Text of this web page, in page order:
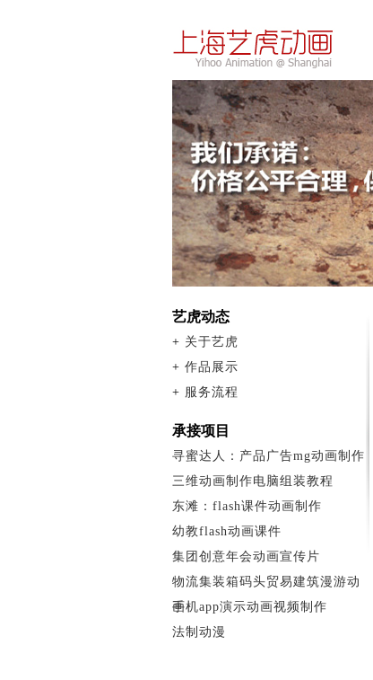
艺虎动态
+ 关于艺虎
+ 作品展示
+ 服务流程
承接项目
寻蜜达人：产品广告mg动画制作
三维动画制作电脑组装教程
东滩：flash课件动画制作
幼教flash动画课件
集团创意年会动画宣传片
物流集装箱码头贸易建筑漫游动
画
手机app演示动画视频制作
法制动漫